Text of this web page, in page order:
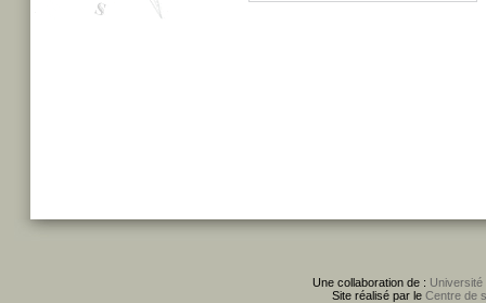
Une collaboration de : Université
Site réalisé par le Centre de